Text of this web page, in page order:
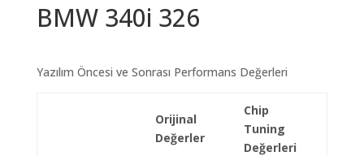
BMW 340i 326
Yazılım Öncesi ve Sonrası Performans Değerleri
Orijinal
Değerler
Chip
Tuning
Değerleri